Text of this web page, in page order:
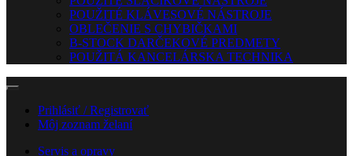
POUŽITÉ KLÁVESOVÉ NÁSTROJE
OBLEČENIE S CHYBIČKAMI
B-STOCK DARČEKOVÉ PREDMETY
POUŽITÁ KANCELÁRSKA TECHNIKA
Prihlásiť / Registrovať
Môj zoznam želaní
Servis a opravy